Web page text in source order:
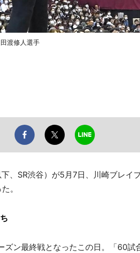
渡修人選手
、SR渋谷）が5月7日、川崎ブレイ
。
ン最終戦となったこの日。「60試